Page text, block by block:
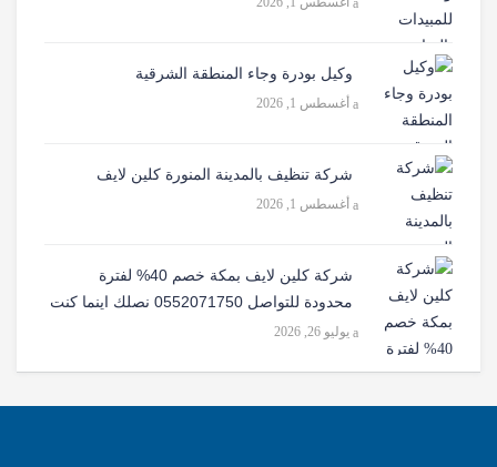
وكيل بودرة وجاء المنطقة الشرقية
أغسطس 1, 2026
شركة تنظيف بالمدينة المنورة كلين لايف
أغسطس 1, 2026
شركة كلين لايف بمكة خصم 40% لفترة
محدودة للتواصل 0552071750 نصلك اينما كنت
يوليو 26, 2026